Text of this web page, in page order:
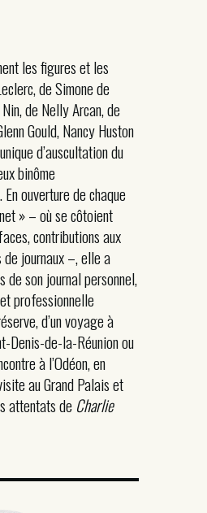
les figures et les
de Simone de
de Nelly Arcan, de
Gould, Nancy Huston
d’auscultation du
binôme
ouverture de chaque
» – où se côtoient
contributions aux
journaux –, elle a
de son journal personnel,
professionnelle
d’un voyage à
Denis-de-la-Réunion ou
à l’Odéon, en
au Grand Palais et
attentats de Charlie